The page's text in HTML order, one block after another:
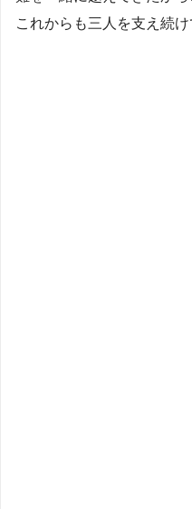
これからも三人を支え続け